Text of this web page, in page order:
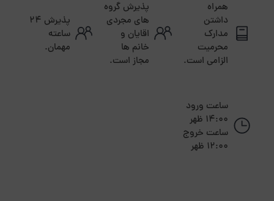
همراه
داشتن
مدارک
محرمیت
الزامی است.
پذیرش گروه
های مجردی
اقایان و
خانم ها
مجاز است.
پذیرش ۲۴
ساعته
مهمان.
ساعت ورود
14:00 ظهر
ساعت خروج
12:00 ظهر